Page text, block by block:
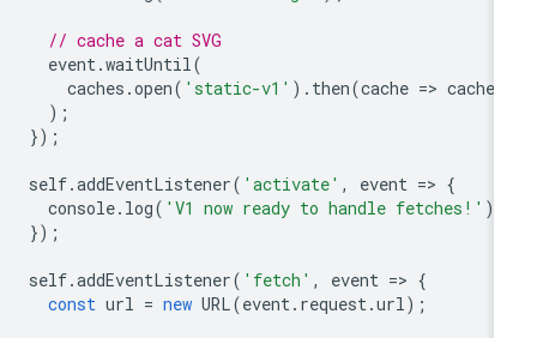
// cache a cat SVG
event.waitUntil
caches.open('static-v1').then(cache => cache
self.addEventListener('activate', event =
console.log( 'V1 now ready to handle fetches!'
self.addEventListener('fetch', event =
const
url = new URL(event.request. url